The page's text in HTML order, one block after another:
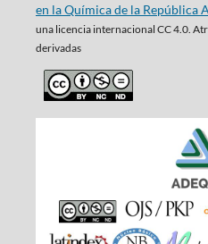
en la Química de la República
una licencia internacional CC 4.0.
derivadas